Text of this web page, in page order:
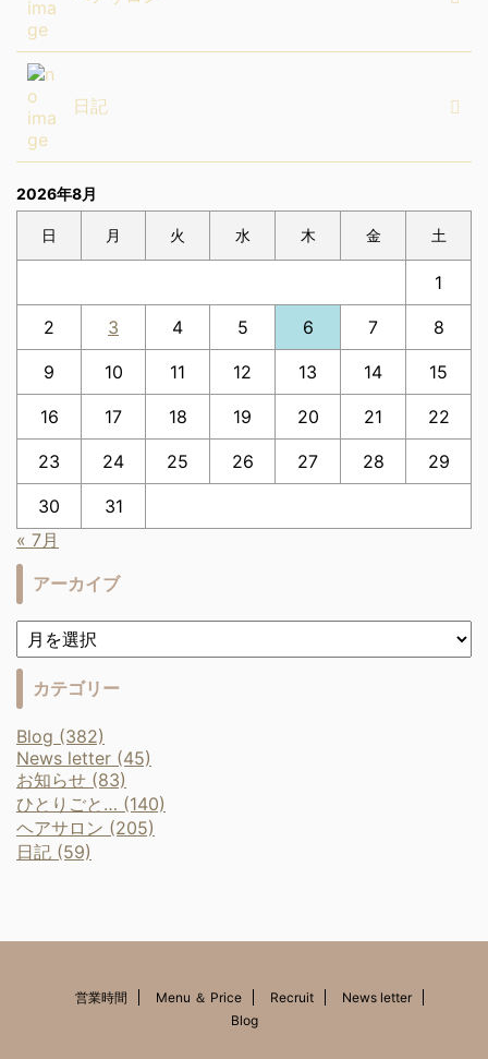
日記
2026年8月
日 月 火 水 木 金 土
1
2 3 4 5 6 7 8
9 10 11 12 13 14 15
16 17 18 19 20 21 22
23 24 25 26 27 28 29
30
31
« 7月
アーカイブ
カテゴリー
Blog (382)
News letter (45)
お知らせ (83)
ひとりごと… (140)
ヘアサロン (205)
日記 (59)
営業時間 Menu ＆ Price Recruit
News letter
Blog